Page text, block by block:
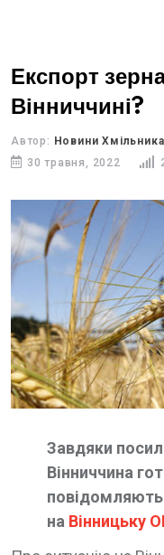
Експорт
Вінниччині?
Автор: Новини
30 травня, 2022
Завдяки
Вінниччина
повідомляють
на Вінницьку